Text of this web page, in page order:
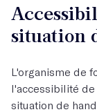
situation
L'organisme de
l'accessibilité de
situation de